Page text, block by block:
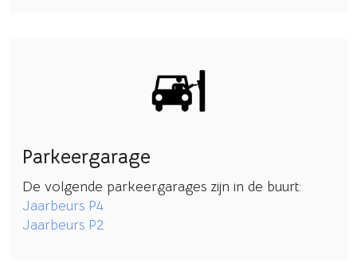
Parkeergarage
De volgende parkeergarages zijn in de buurt:
Jaarbeurs P4
Jaarbeurs P2